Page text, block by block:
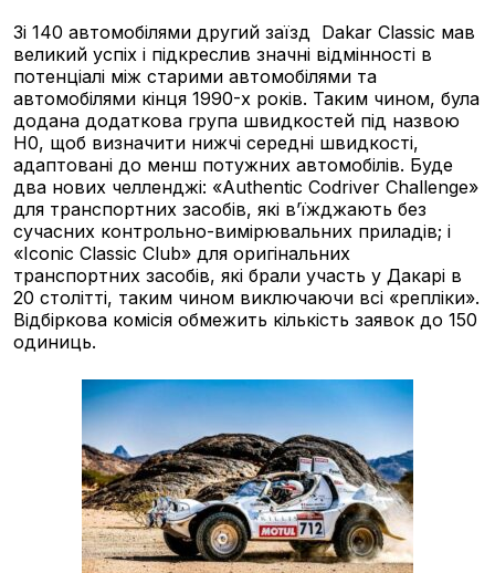
Зі 140 автомобілями другий заїзд Dakar Classic мав
великий успіх і підкреслив значні відмінності в
потенціалі між старими автомобілями та
автомобілями кінця 1990-х років. Таким чином, була
додана додаткова група швидкостей під назвою
H0, щоб визначити нижчі середні швидкості,
адаптовані до менш потужних автомобілів. Буде
два нових челленджі: «Authentic Codriver Challenge»
для транспортних засобів, які в’їжджають без
сучасних контрольно-вимірювальних приладів; і
«Iconic Classic Club» для оригінальних
транспортних засобів, які брали участь у Дакарі в
20 столітті, таким чином виключаючи всі «репліки».
Відбіркова комісія обмежить кількість заявок до 150
одиниць.